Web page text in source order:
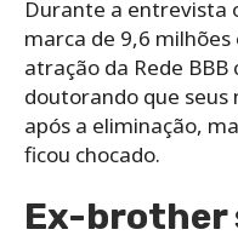
Durante a entrevista
marca de 9,6
atração da Rede
doutorando que
após a eliminação,
ficou chocado.
Ex-brother